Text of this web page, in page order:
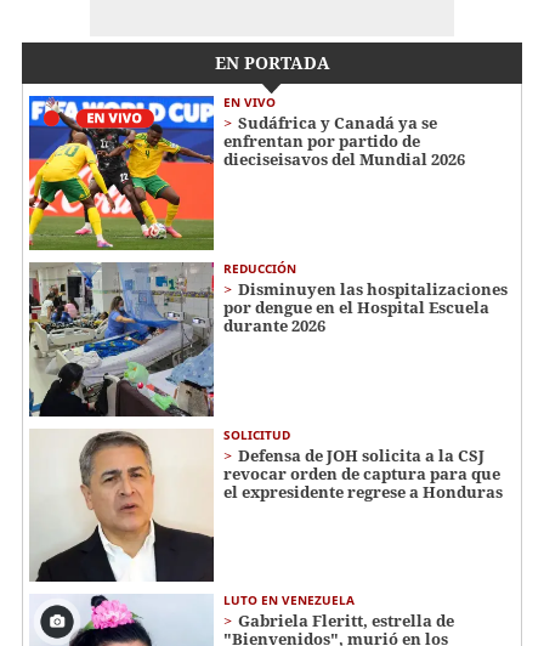
EN PORTADA
EN VIVO
Sudáfrica y Canadá ya se
enfrentan por partido de
dieciseisavos del Mundial 2026
REDUCCIÓN
Disminuyen las hospitalizaciones
por dengue en el Hospital Escuela
durante 2026
SOLICITUD
Defensa de JOH solicita a la CSJ
revocar orden de captura para que
el expresidente regrese a Honduras
LUTO EN VENEZUELA
Gabriela Fleritt, estrella de
"Bienvenidos", murió en los